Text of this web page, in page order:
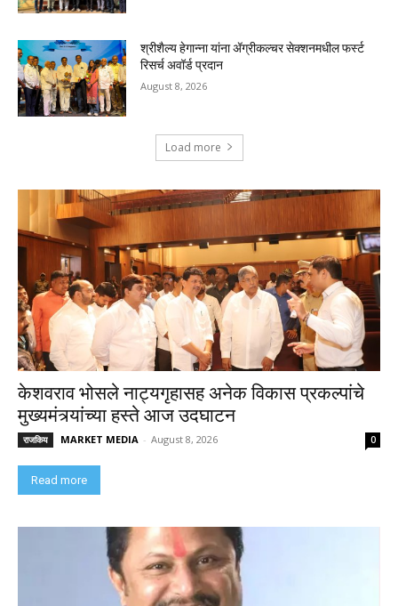
श्रीशैल्य हेगान्ना यांना ॲग्रीकल्चर सेक्शनमधील फर्स्ट
रिसर्च अवॉर्ड प्रदान
August 8, 2026
Load more
केशवराव भोसले नाट्यगृहासह अनेक विकास प्रकल्पांचे
मुख्यमंत्र्यांच्या हस्ते आज उदघाटन
राजकिय MARKET MEDIA - August 8, 2026 0
Read more